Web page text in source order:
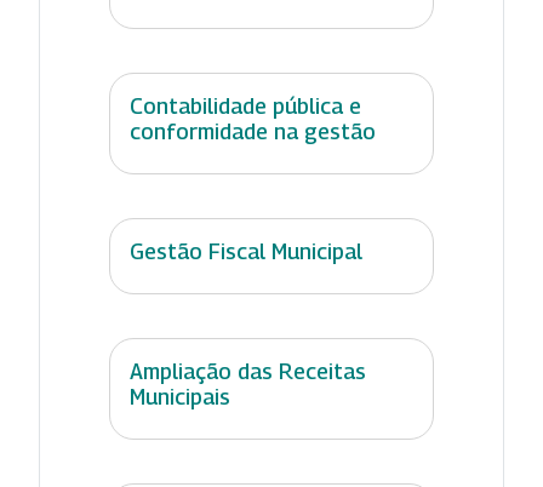
Contabilidade pública e
conformidade na gestão
Gestão Fiscal Municipal
Ampliação das Receitas
Municipais